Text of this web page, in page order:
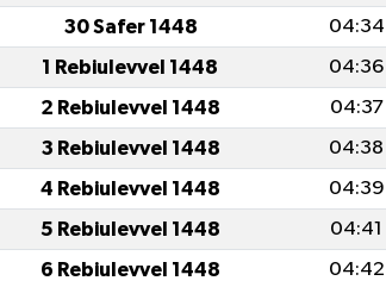
30 Safer 1448 04:34
1 Rebiulevvel 1448 04:36
2 Rebiulevvel 1448 04:37
3 Rebiulevvel 1448 04:38
4 Rebiulevvel 1448 04:39
5 Rebiulevvel 1448 04:41
6 Rebiulevvel 1448 04:42